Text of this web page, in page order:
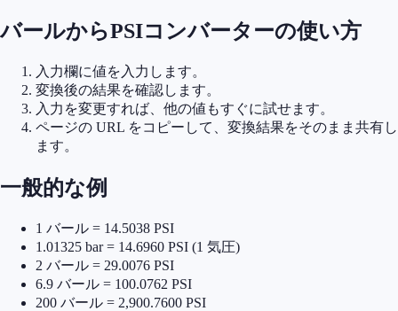
バールからPSIコンバーターの使い方
入力欄に値を入力します。
変換後の結果を確認します。
入力を変更すれば、他の値もすぐに試せます。
ページの URL をコピーして、変換結果をそのまま共有し
ます。
一般的な例
1 バール = 14.5038 PSI
1.01325 bar = 14.6960 PSI (1 気圧)
2 バール = 29.0076 PSI
6.9 バール = 100.0762 PSI
200 バール = 2,900.7600 PSI